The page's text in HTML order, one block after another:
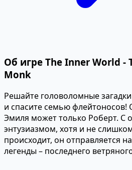
Об игре The Inner World -
Monk
Решайте головоломные
и спасите семью флейтоносов!
Эмиля может только Роберт. С
энтузиазмом, хотя и не
происходит, он отправляется
легенды – последнего